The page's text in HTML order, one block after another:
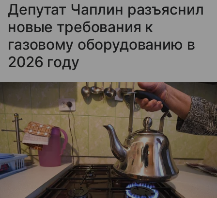
Депутат Чаплин разъяснил
новые требования к
газовому оборудованию в
2026 году